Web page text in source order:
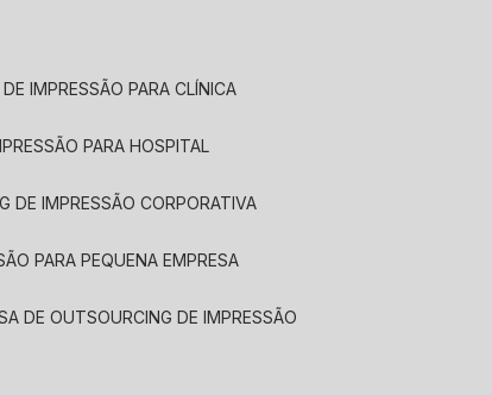
DE IMPRESSÃO PARA CLÍNICA
PARA HOSPITAL
DE IMPRESSÃO CORPORATIVA
PARA PEQUENA EMPRESA
DE OUTSOURCING DE IMPRESSÃO